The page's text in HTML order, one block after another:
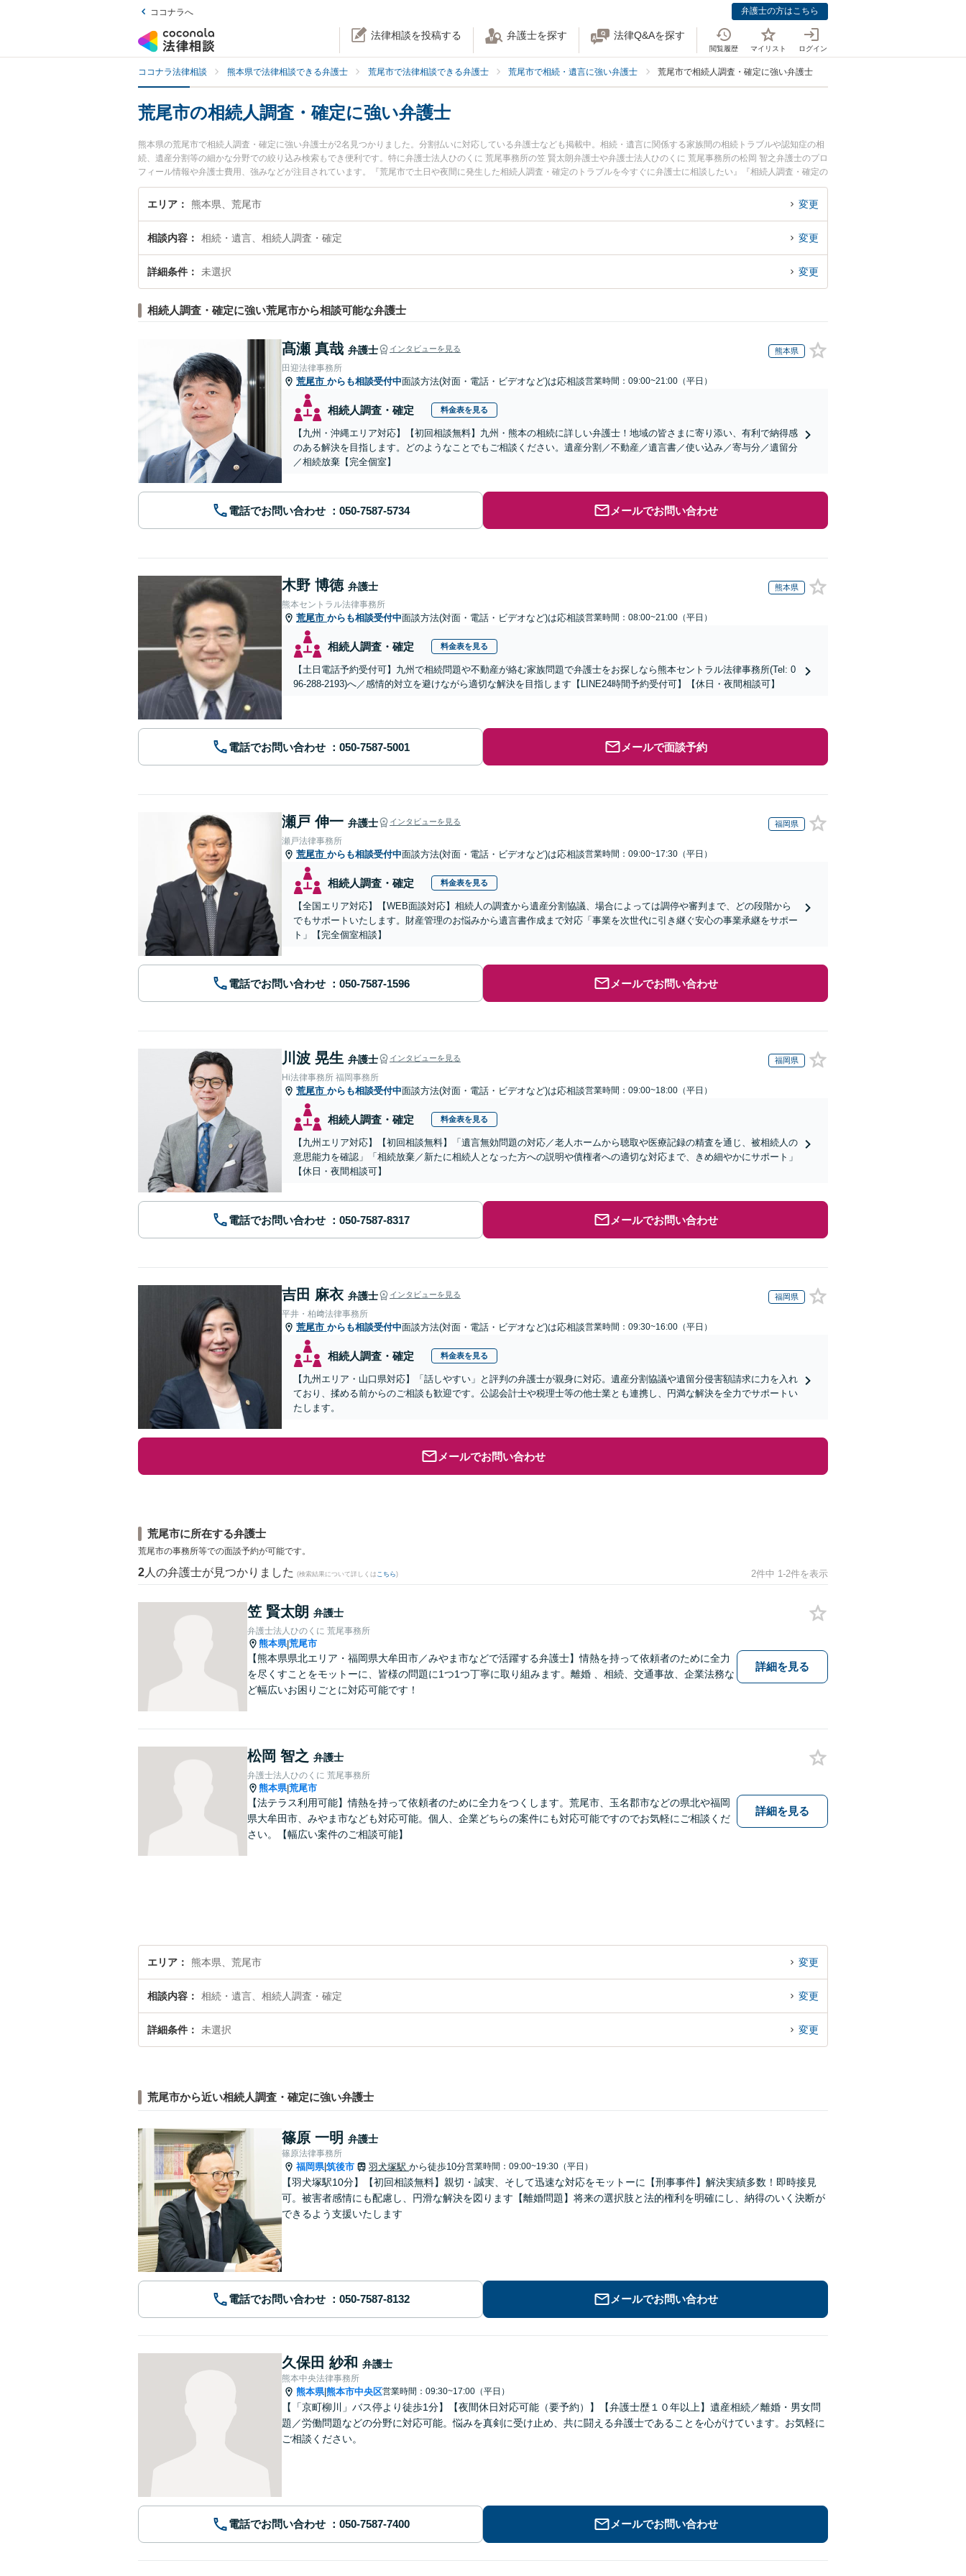
ココナラへ 弁護士の方はこちら
法律相談を投稿する 弁護士を探す 法律Q&Aを探す
閲覧履歴 マイリスト ログイン
ココナラ法律相談 熊本県で法律相談できる弁護士 荒尾市で法律相談できる弁護士 荒尾市で相続・遺言に強い弁護士 荒尾市で相続人調査・確定に強い弁護士
荒尾市の相続人調査・確定に強い弁護士
熊本県の荒尾市で相続人調査・確定に強い弁護士が2名見つかりました。分割払いに対応している弁護士なども掲載中。相続・遺言に関係する家族間の相続トラブルや認知症の相
続、遺産分割等の細かな分野での絞り込み検索もでき便利です。特に弁護士法人ひのくに 荒尾事務所の笠 賢太朗弁護士や弁護士法人ひのくに 荒尾事務所の松岡 智之弁護士のプロ
フィール情報や弁護士費用、強みなどが注目されています。『荒尾市で土日や夜間に発生した相続人調査・確定のトラブルを今すぐに弁護士に相談したい』『相続人調査・確定の
トラブル解決の実績豊富な近くの弁護士を検索したい』『初回相談無料で相続人調査・確定を法律相談できる荒尾市内の弁護士に相談予約したい』などでお困りの相談者さんにお
すすめです。
エリア 熊本県、荒尾市 変更
相談内容 相続・遺言、相続人調査・確定 変更
詳細条件 未選択 変更
相続人調査・確定に強い荒尾市から相談可能な弁護士
髙瀬 真哉 弁護士 インタビューを見る 熊本県
田迎法律事務所
荒尾市 からも相談受付中面談方法(対面・電話・ビデオなど)は応相談営業時間：09:00~21:00（平日）
相続人調査・確定 料金表を見る
【九州・沖縄エリア対応】【初回相談無料】九州・熊本の相続に詳しい弁護士！地域の皆さまに寄り添い、有利で納得感
のある解決を目指します。どのようなことでもご相談ください。遺産分割／不動産／遺言書／使い込み／寄与分／遺留分
／相続放棄【完全個室】
電話でお問い合わせ メールでお問い合わせ
木野 博徳 弁護士 熊本県
熊本セントラル法律事務所
荒尾市 からも相談受付中面談方法(対面・電話・ビデオなど)は応相談営業時間：08:00~21:00（平日）
相続人調査・確定 料金表を見る
【土日電話予約受付可】九州で相続問題や不動産が絡む家族問題で弁護士をお探しなら熊本セントラル法律事務所(Tel: 0
96-288-2193)へ／感情的対立を避けながら適切な解決を目指します【LINE24時間予約受付可】【休日・夜間相談可】
電話でお問い合わせ メールで面談予約
瀬戸 伸一 弁護士 インタビューを見る 福岡県
瀬戸法律事務所
荒尾市 からも相談受付中面談方法(対面・電話・ビデオなど)は応相談営業時間：09:00~17:30（平日）
相続人調査・確定 料金表を見る
【全国エリア対応】【WEB面談対応】相続人の調査から遺産分割協議、場合によっては調停や審判まで、どの段階から
でもサポートいたします。財産管理のお悩みから遺言書作成まで対応「事業を次世代に引き継ぐ安心の事業承継をサポー
ト」【完全個室相談】
電話でお問い合わせ メールでお問い合わせ
川波 晃生 弁護士 インタビューを見る 福岡県
Hi法律事務所 福岡事務所
荒尾市 からも相談受付中面談方法(対面・電話・ビデオなど)は応相談営業時間：09:00~18:00（平日）
相続人調査・確定 料金表を見る
【九州エリア対応】【初回相談無料】「遺言無効問題の対応／老人ホームから聴取や医療記録の精査を通じ、被相続人の
意思能力を確認」「相続放棄／新たに相続人となった方への説明や債権者への適切な対応まで、きめ細やかにサポート」
【休日・夜間相談可】
電話でお問い合わせ メールでお問い合わせ
吉田 麻衣 弁護士 インタビューを見る 福岡県
平井・柏﨑法律事務所
荒尾市 からも相談受付中面談方法(対面・電話・ビデオなど)は応相談営業時間：09:30~16:00（平日）
相続人調査・確定 料金表を見る
【九州エリア・山口県対応】「話しやすい」と評判の弁護士が親身に対応。遺産分割協議や遺留分侵害額請求に力を入れ
ており、揉める前からのご相談も歓迎です。公認会計士や税理士等の他士業とも連携し、円満な解決を全力でサポートい
たします。
メールでお問い合わせ
荒尾市に所在する弁護士
荒尾市の事務所等での面談予約が可能です。
2 人の弁護士が見つかりました (検索結果について詳しくは こちら) 2件中 1-2件を表示
笠 賢太朗 弁護士
弁護士法人ひのくに 荒尾事務所
熊本県|荒尾市
【熊本県県北エリア・福岡県大牟田市／みやま市などで活躍する弁護士】情熱を持って依頼者のために全力
を尽くすことをモットーに、皆様の問題に1つ1つ丁寧に取り組みます。離婚 、相続、交通事故、企業法務な
ど幅広いお困りごとに対応可能です！
詳細を見る
松岡 智之 弁護士
弁護士法人ひのくに 荒尾事務所
熊本県|荒尾市
【法テラス利用可能】情熱を持って依頼者のために全力をつくします。荒尾市、玉名郡市などの県北や福岡
県大牟田市、みやま市なども対応可能。個人、企業どちらの案件にも対応可能ですのでお気軽にご相談くだ
さい。【幅広い案件のご相談可能】
詳細を見る
エリア 熊本県、荒尾市 変更
相談内容 相続・遺言、相続人調査・確定 変更
詳細条件 未選択 変更
荒尾市から近い相続人調査・確定に強い弁護士
篠原 一明 弁護士
篠原法律事務所
福岡県|筑後市 羽犬塚駅 から徒歩10分営業時間：09:00~19:30（平日）
【羽犬塚駅10分】【初回相談無料】親切・誠実、そして迅速な対応をモットーに【刑事事件】解決実績多数！即時接見
可。被害者感情にも配慮し、円滑な解決を図ります【離婚問題】将来の選択肢と法的権利を明確にし、納得のいく決断が
できるよう支援いたします
電話でお問い合わせ メールでお問い合わせ
久保田 紗和 弁護士
熊本中央法律事務所
熊本県|熊本市中央区営業時間：09:30~17:00（平日）
【「京町柳川」バス停より徒歩1分】【夜間休日対応可能（要予約）】【弁護士歴１０年以上】遺産相続／離婚・男女問
題／労働問題などの分野に対応可能。悩みを真剣に受け止め、共に闘える弁護士であることを心がけています。お気軽に
ご相談ください。
電話でお問い合わせ メールでお問い合わせ